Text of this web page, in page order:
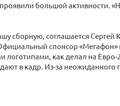
большой активности.
сборную, соглашается Сергей
спонсор «Мегафон»
как делал на Евро-
в кадр. Из-за неожиданного